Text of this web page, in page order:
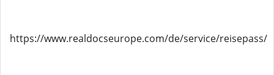
https://www.realdocseurope.com/de/service/reisepass/